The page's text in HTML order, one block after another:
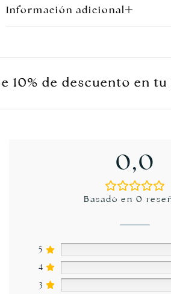
Información adicional
de descuento en tu
de descuento en tu
de descuento en tu
0,0
Basado en 0
5
4
3